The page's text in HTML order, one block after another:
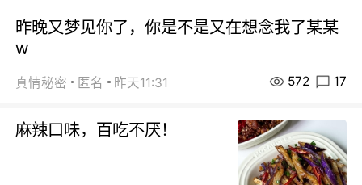
昨晚又梦见你了，你是不是又在想念我了某某
w
真情秘密 匿名 昨天11:31 572 17
麻辣口味，百吃不厌！